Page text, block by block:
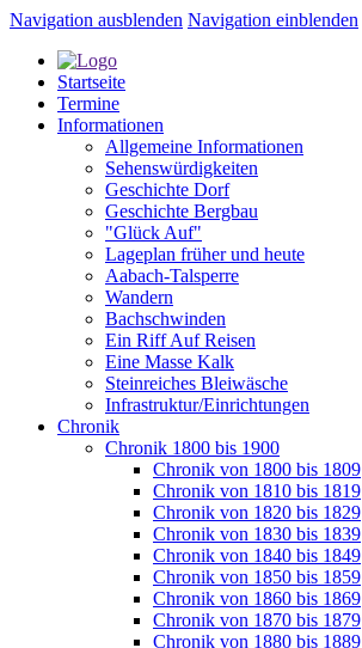
Navigation ausblenden Navigation einblenden
Startseite
Termine
Informationen
Allgemeine Informationen
Sehenswürdigkeiten
Geschichte Dorf
Geschichte Bergbau
"Glück Auf"
Lageplan früher und heute
Aabach-Talsperre
Wandern
Bachschwinden
Ein Riff Auf Reisen
Eine Masse Kalk
Steinreiches Bleiwäsche
Infrastruktur/Einrichtungen
Chronik
Chronik 1800 bis 1900
Chronik von 1800 bis 1809
Chronik von 1810 bis 1819
Chronik von 1820 bis 1829
Chronik von 1830 bis 1839
Chronik von 1840 bis 1849
Chronik von 1850 bis 1859
Chronik von 1860 bis 1869
Chronik von 1870 bis 1879
Chronik von 1880 bis 1889